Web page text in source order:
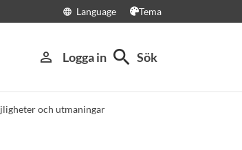
language Language Tema
person_outline Logga in search Sök
och utmaningar